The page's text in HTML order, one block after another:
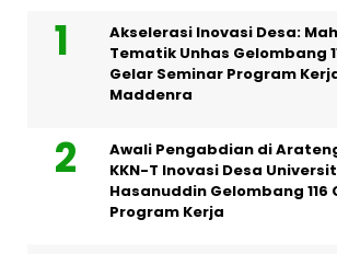
Akselerasi Inovasi Desa:
Tematik Unhas Gelombang
Gelar Seminar Program
Maddenra
Awali Pengabdian di
KKN-T Inovasi Desa
Hasanuddin Gelombang 116
Program Kerja